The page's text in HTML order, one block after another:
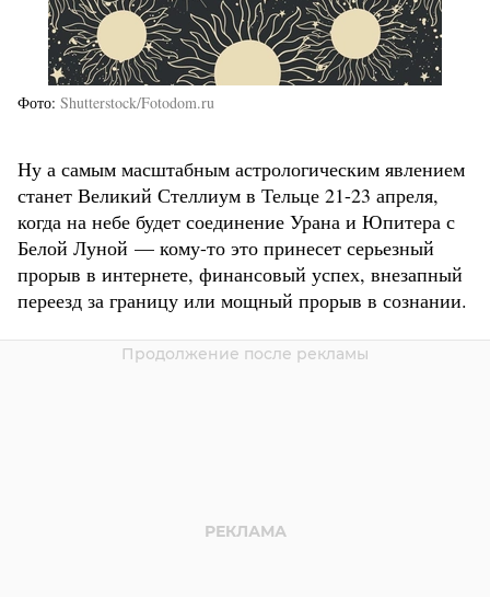
Фото Shutterstock/Fotodom.ru
Ну а самым масштабным астрологическим явлением
станет Великий Стеллиум в Тельце 21-23 апреля,
когда на небе будет соединение Урана и Юпитера с
Белой Луной — кому-то это принесет серьезный
прорыв в интернете, финансовый успех, внезапный
переезд за границу или мощный прорыв в сознании.